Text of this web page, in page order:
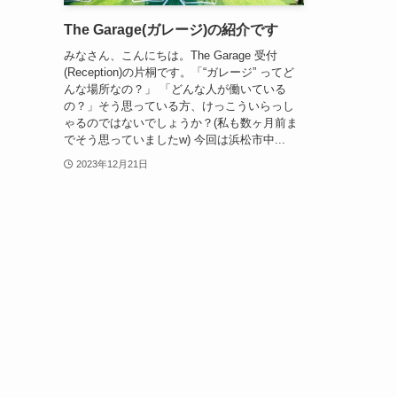
The Garage(ガレージ)の紹介です
みなさん、こんにちは。The Garage 受付
(Reception)の片桐です。「“ガレージ” ってど
んな場所なの？」 「どんな人が働いている
の？」そう思っている方、けっこういらっし
ゃるのではないでしょうか？(私も数ヶ月前ま
でそう思っていましたw) 今回は浜松市中...
2023年12月21日